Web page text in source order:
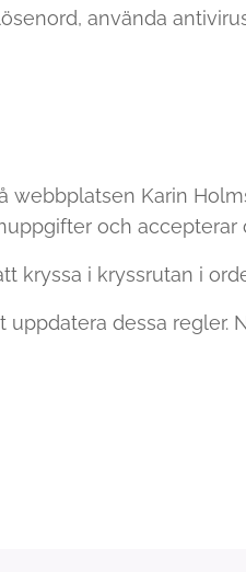
använda
webbplatsen Karin
och accepterar
kryssa i kryssrutan i
dessa regler.